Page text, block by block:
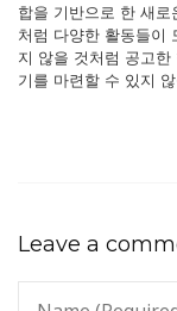
합을 기반으로 한 새
처럼 다양한 활동들이
지 않을 것처럼 공고
기를 마련할 수 있지
Leave a